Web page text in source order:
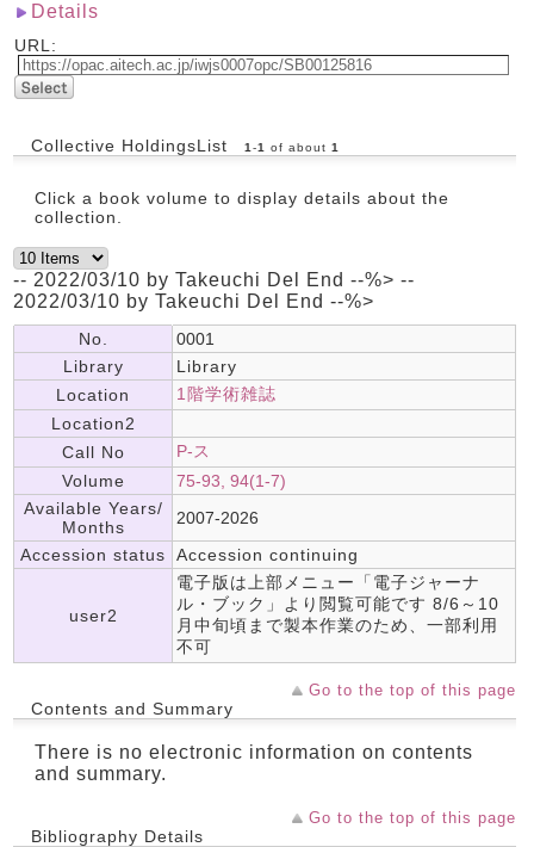
Details
URL:
Collective HoldingsList 1 -1 of about 1
Click a book volume to display details about the
collection.
-- 2022/03/10 by Takeuchi Del End --%> --
2022/03/10 by Takeuchi Del End --%>
No.
0001
Library
Library
Location
1階学術雑誌
Location2
Call No
P-ス
Volume
75-93, 94(1-7)
Available Years/
Months
2007-2026
Accession status
Accession continuing
user2
電子版は上部メニュー「電子ジャーナ
ル・ブック」より閲覧可能です 8/6～10
月中旬頃まで製本作業のため、一部利用
不可
Go to the top of this page
Contents and Summary
There is no electronic information on contents
and summary.
Go to the top of this page
Bibliography Details